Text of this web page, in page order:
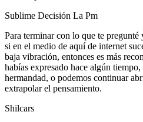
Sublime Decisión La Pm
Para terminar con lo que te pregunté
si en el medio de aquí de internet
baja vibración, entonces es más
habías expresado hace algún
hermandad, o podemos continuar
extrapolar el pensamiento.
Shilcars